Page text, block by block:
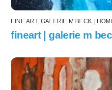
FINE ART, GALERIE M BECK |
fineart | galerie m